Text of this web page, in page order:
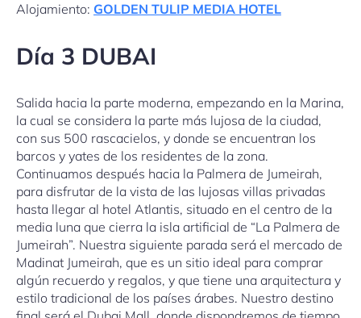
Alojamiento: GOLDEN TULIP MEDIA HOTEL
Día 3 DUBAI
Salida hacia la parte moderna, empezando en la Marina,
la cual se considera la parte más lujosa de la ciudad,
con sus 500 rascacielos, y donde se encuentran los
barcos y yates de los residentes de la zona.
Continuamos después hacia la Palmera de Jumeirah,
para disfrutar de la vista de las lujosas villas privadas
hasta llegar al hotel Atlantis, situado en el centro de la
media luna que cierra la isla artificial de “La Palmera de
Jumeirah”. Nuestra siguiente parada será el mercado de
Madinat Jumeirah, que es un sitio ideal para comprar
algún recuerdo y regalos, y que tiene una arquitectura y
estilo tradicional de los países árabes. Nuestro destino